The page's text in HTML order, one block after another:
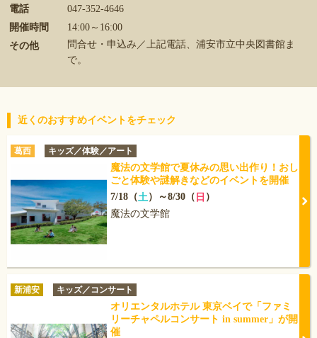
電話
047-352-4646
開催時間
14:00～16:00
その他
問合せ・申込み／上記電話、浦安市立中央図書館ま
で。
近くのおすすめイベントをチェック
葛西 キッズ／体験／アート
魔法の文学館で夏休みの思い出作り！おし
ごと体験や謎解きなどのイベントを開催
7/18（土 ）～8/30（ 日 ）
魔法の文学館
新浦安 キッズ／コンサート
オリエンタルホテル 東京ベイで「ファミ
リーチャペルコンサート in summer」が開
催